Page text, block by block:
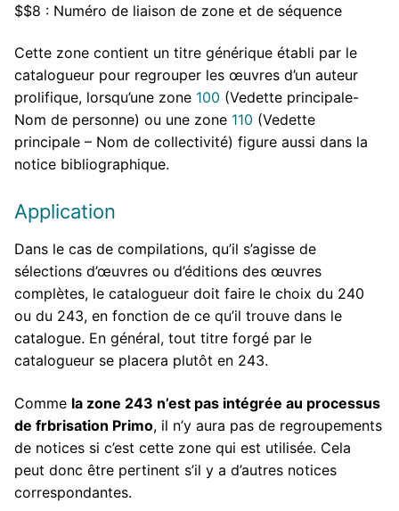
$$8 : Numéro de liaison de zone et de séquence
Cette zone contient un titre générique établi par le
catalogueur pour regrouper les œuvres d’un auteur
prolifique, lorsqu’une zone 100 (Vedette principale-
Nom de personne) ou une zone 110 (Vedette
principale – Nom de collectivité) figure aussi dans la
notice bibliographique.
Application
Dans le cas de compilations, qu’il s’agisse de
sélections d’œuvres ou d’éditions des œuvres
complètes, le catalogueur doit faire le choix du 240
ou du 243, en fonction de ce qu’il trouve dans le
catalogue. En général, tout titre forgé par le
catalogueur se placera plutôt en 243.
Comme la zone 243 n’est pas intégrée au processus
de frbrisation Primo, il n’y aura pas de regroupements
de notices si c’est cette zone qui est utilisée. Cela
peut donc être pertinent s’il y a d’autres notices
correspondantes.